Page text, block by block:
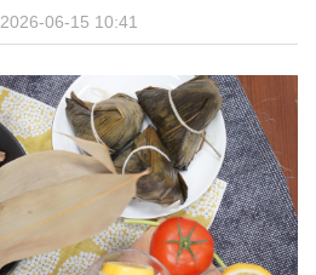
2026-06-15 10:41